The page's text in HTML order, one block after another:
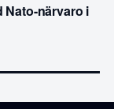
Nato-närvaro i